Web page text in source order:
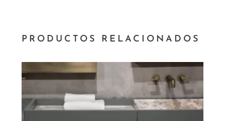
PRODUCTOS RELACIONADOS